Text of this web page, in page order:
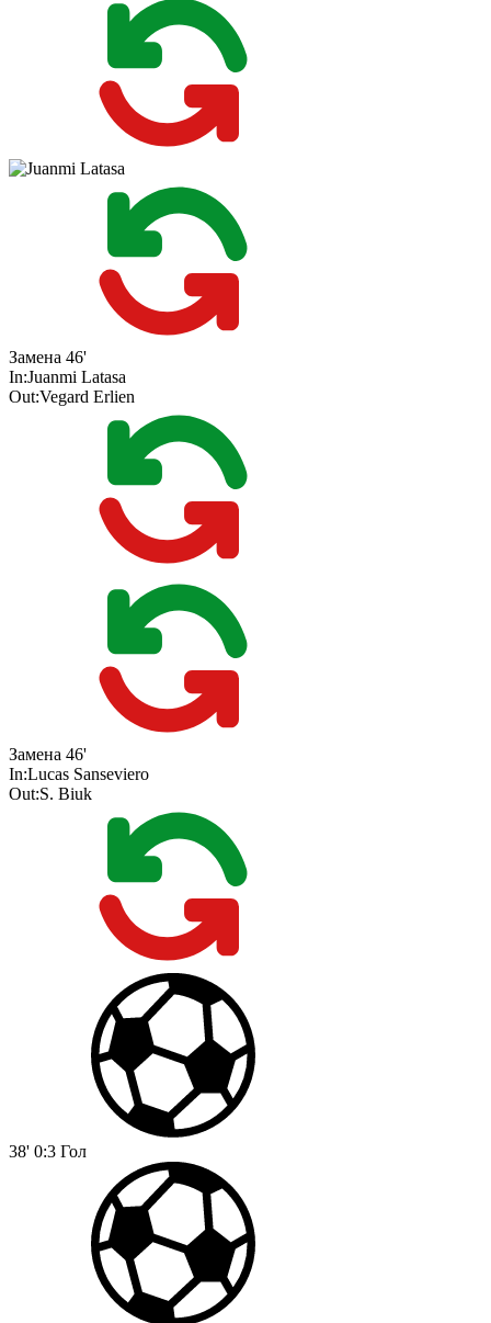
Замена 46'
In:Juanmi Latasa
Out:Vegard Erlien
Замена 46'
In:Lucas Sanseviero
Out:S. Biuk
38' 0:3 Гол